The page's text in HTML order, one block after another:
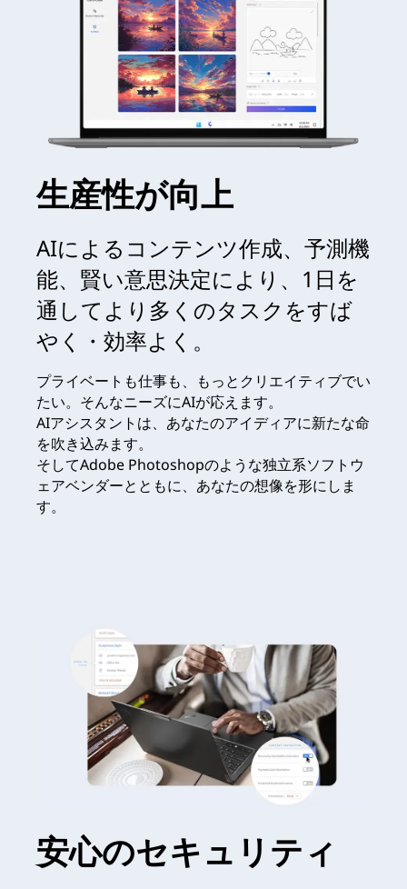
生産性が向上
AIによるコンテンツ作成、予測機
能、賢い意思決定により、1日を
通してより多くのタスクをすば
やく・効率よく。
プライベートも仕事も、もっとクリエイティブでい
たい。そんなニーズにAIが応えます。
AIアシスタントは、あなたのアイディアに新たな命
を吹き込みます。
そしてAdobe Photoshopのような独立系ソフトウ
ェアベンダーとともに、あなたの想像を形にしま
す。
安心のセキュリティ